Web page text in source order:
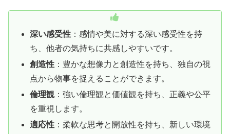
深い感受性 ：感情や美に対する深い感受性を持
ち、他者の気持ちに共感しやすいです。
創造性 ：豊かな想像力と創造性を持ち、独自の視
点から物事を捉えることができます。
倫理観：強い倫理観と価値観を持ち、正義や公平
を重視します。
適応性 ：柔軟な思考と開放性を持ち、新しい環境